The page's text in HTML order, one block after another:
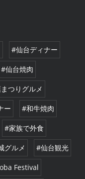
#仙台ディナー
#仙台焼肉
つりグルメ
ー #和牛焼肉
#家族で外食
グルメ #仙台観光
Festival